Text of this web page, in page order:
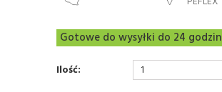
Gotowe do wysyłki do 24 godzin
Ilość: